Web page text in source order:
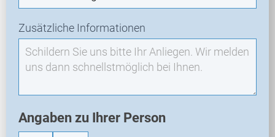
n
Zusätzliche Informationen
Angaben zu Ihrer Person